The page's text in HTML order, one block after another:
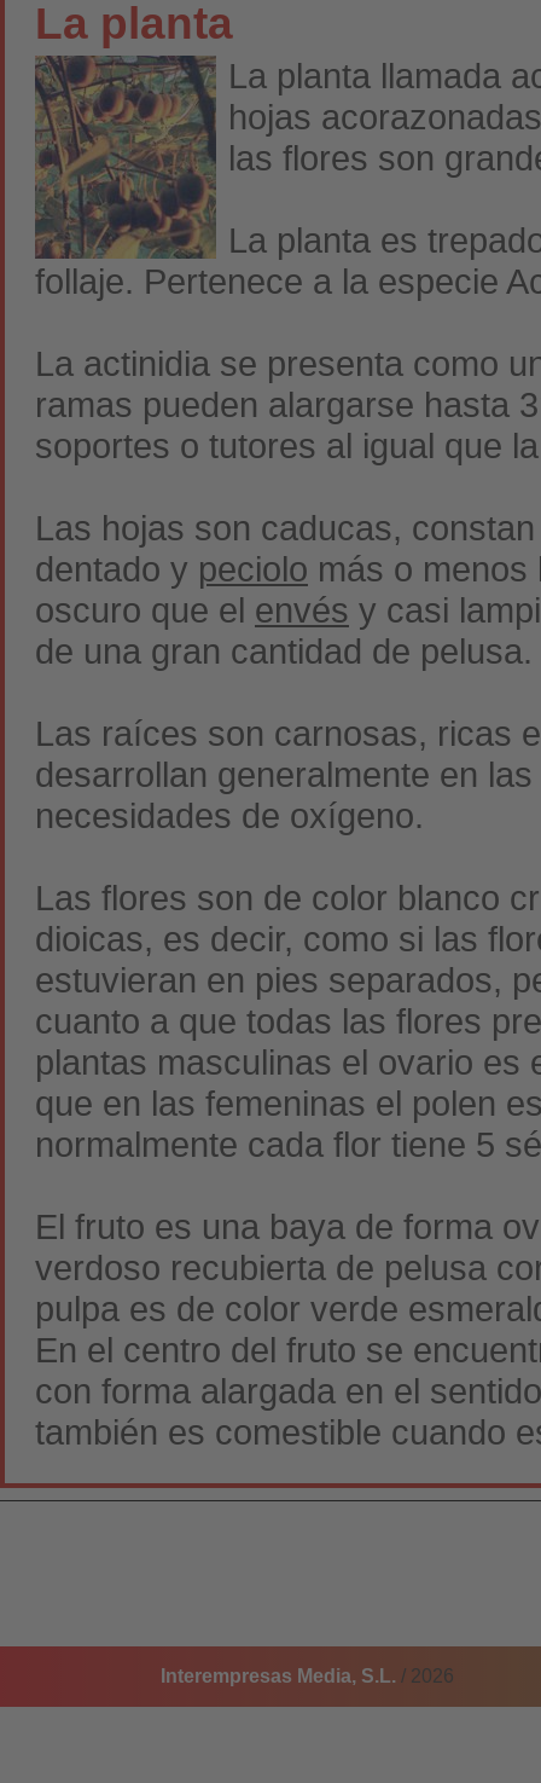
La planta
La planta llamada
hojas
las flores son
La planta es
follaje. Pertenece a la especie
La actinidia se presenta como
ramas pueden alargarse hasta
soportes o tutores al igual que
Las hojas son caducas,
dentado y peciolo más o
oscuro que el envés y casi
de una gran cantidad de pelusa.
Las raíces son carnosas, ricas
desarrollan generalmente en
necesidades de oxígeno.
Las flores son de color blanco
dioicas, es decir, como si las
estuvieran en pies separados,
cuanto a que todas las flores
plantas masculinas el ovario es
que en las femeninas el polen
normalmente cada flor tiene 5
El fruto es una baya de forma
verdoso recubierta de pelusa
pulpa es de color verde
En el centro del fruto se
con forma alargada en el
también es comestible cuando
Interempresas Media, S.L. / 2026